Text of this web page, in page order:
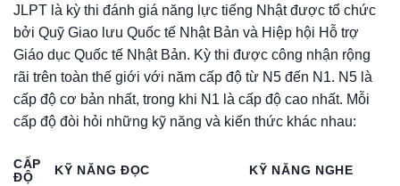
JLPT là kỳ thi đánh giá năng lực tiếng Nhật được tổ chức
bởi Quỹ Giao lưu Quốc tế Nhật Bản và Hiệp hội Hỗ trợ
Giáo dục Quốc tế Nhật Bản. Kỳ thi được công nhận rộng
rãi trên toàn thế giới với năm cấp độ từ N5 đến N1. N5 là
cấp độ cơ bản nhất, trong khi N1 là cấp độ cao nhất. Mỗi
cấp độ đòi hỏi những kỹ năng và kiến thức khác nhau:
CẤP
ĐỘ
KỸ NĂNG ĐỌC KỸ NĂNG NGHE